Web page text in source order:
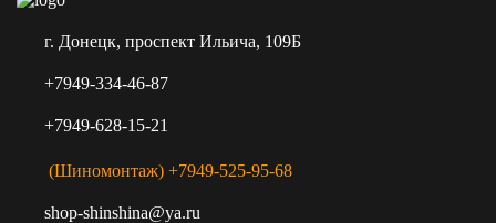
г. Донецк, проспект Ильича, 109Б
+7949-334-46-87
+7949-628-15-21
(Шиномонтаж) +7949-525-95-68
shop-shinshina@ya.ru